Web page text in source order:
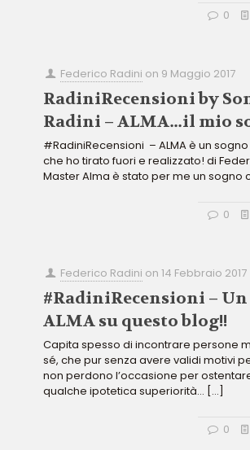
0
Federico Radini on 9 Maggio 2017
RadiniRecensioni by
Radini – ALMA…il mio
#RadiniRecensioni – ALMA è un
che ho tirato fuori e realizzato! di
Master Alma è stato per me un sogno
0
Federico Radini on14 Febbraio 2017
#RadiniRecensioni –
ALMA su questo blog!!
Capita spesso di incontrare persone
sé, che pur senza avere validi motivi
non perdono l’occasione per
qualche ipotetica superiorità… […]
0